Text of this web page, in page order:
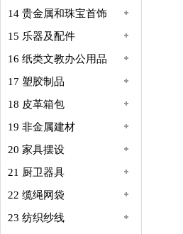
14 贵金属和珠宝首饰
15 乐器及配件
16 纸类文教办公用品
17 塑胶制品
18 皮革箱包
19 非金属建材
20 家具摆设
21 厨卫器具
22 缆绳网袋
23 纺织纱线